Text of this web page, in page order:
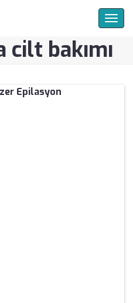
cilt bakımı
Epilasyon